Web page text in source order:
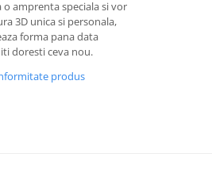
amprenta speciala si vor
3D unica si personala,
forma pana data
doresti ceva nou.
produs